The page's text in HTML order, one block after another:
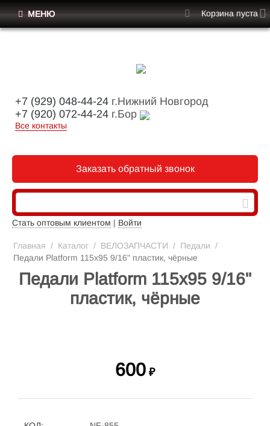
+7 (929) 048-44-24 г.Нижний Новгород
+7 (920) 072-44-24 г.Бор
Все контакты
Заказать обратный звонок
Стать оптовым клиентом | Войти
МЕНЮ Корзина пуста
Главная / Каталог / ВЕЛОЗАПЧАСТИ / Педали /
Педали Platform 115x95 9/16" пластик, чёрные
Педали Platform 115x95 9/16"
пластик, чёрные
600 ₽